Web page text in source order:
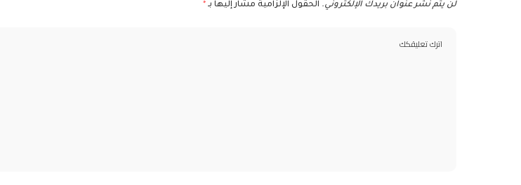
لن يتم نشر عنوان بريدك الإلكتروني. الحقول الإلزامية مشار إليها بـ *